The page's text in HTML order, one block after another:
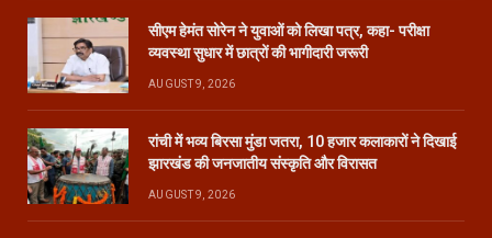
सीएम हेमंत सोरेन ने युवाओं को लिखा पत्र, कहा- परीक्षा
व्यवस्था सुधार में छात्रों की भागीदारी जरूरी
AUGUST 9, 2026
रांची में भव्य बिरसा मुंडा जतरा, 10 हजार कलाकारों ने दिखाई
झारखंड की जनजातीय संस्कृति और विरासत
AUGUST 9, 2026